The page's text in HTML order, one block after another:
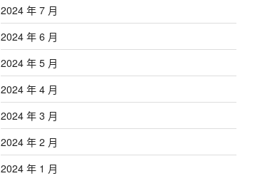
2024 年 7 月
2024 年 6 月
2024 年 5 月
2024 年 4 月
2024 年 3 月
2024 年 2 月
2024 年 1 月